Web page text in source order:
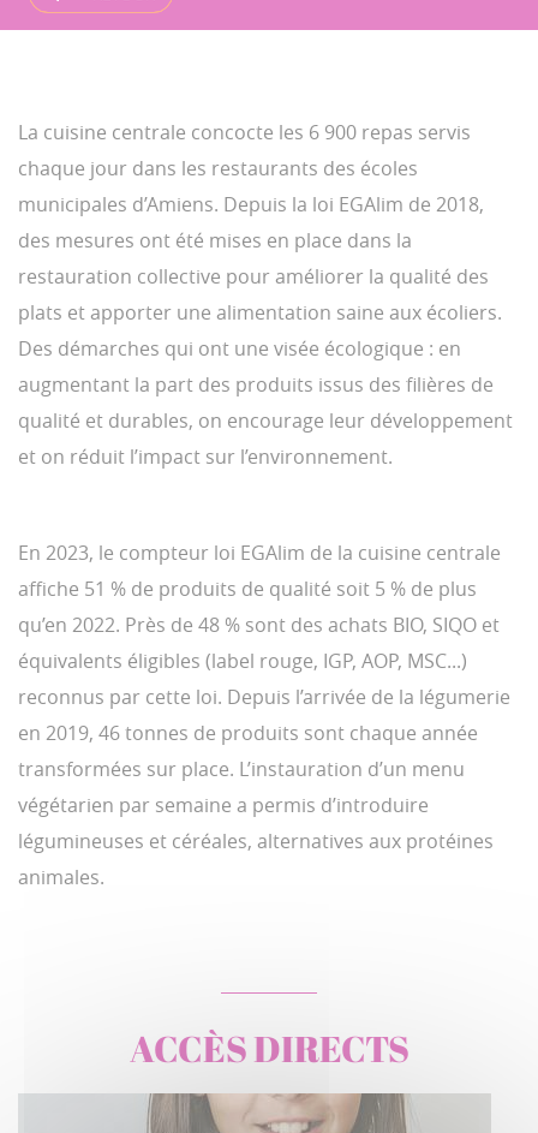
La cuisine centrale concocte les 6 900 repas servis
chaque jour dans les restaurants des écoles
municipales d’Amiens. Depuis la loi EGAlim de 2018,
des mesures ont été mises en place dans la
restauration collective pour améliorer la qualité des
plats et apporter une alimentation saine aux écoliers.
Des démarches qui ont une visée écologique : en
augmentant la part des produits issus des filières de
qualité et durables, on encourage leur développement
et on réduit l’impact sur l’environnement.
En 2023, le compteur loi EGAlim de la cuisine centrale
affiche 51 % de produits de qualité soit 5 % de plus
qu’en 2022. Près de 48 % sont des achats BIO, SIQO et
équivalents éligibles (label rouge, IGP, AOP, MSC...)
reconnus par cette loi. Depuis l’arrivée de la légumerie
en 2019, 46 tonnes de produits sont chaque année
transformées sur place. L’instauration d’un menu
végétarien par semaine a permis d’introduire
légumineuses et céréales, alternatives aux protéines
animales.
ACCÈS DIRECTS